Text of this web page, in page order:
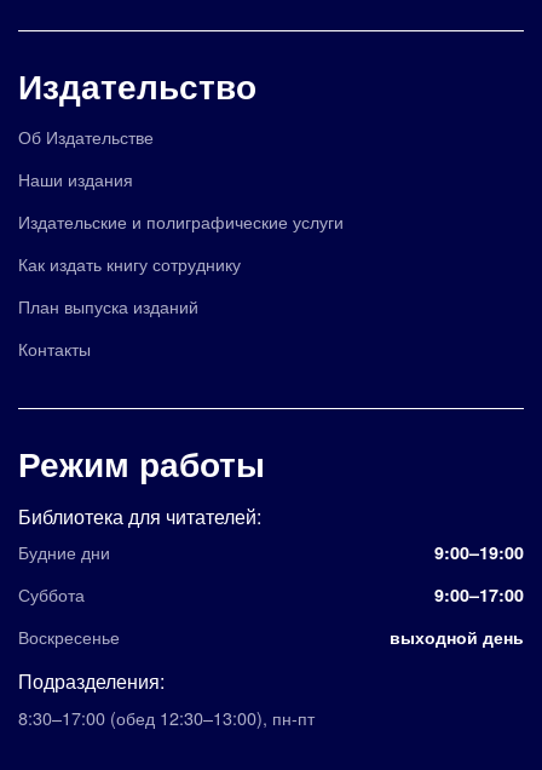
Издательство
Об Издательстве
Наши издания
Издательские и полиграфические услуги
Как издать книгу сотруднику
План выпуска изданий
Контакты
Режим работы
Библиотека для читателей:
Будние дни 9:00–19:00
Суббота 9:00–17:00
Воскресенье выходной день
Подразделения:
8:30–17:00 (обед 12:30–13:00), пн-пт